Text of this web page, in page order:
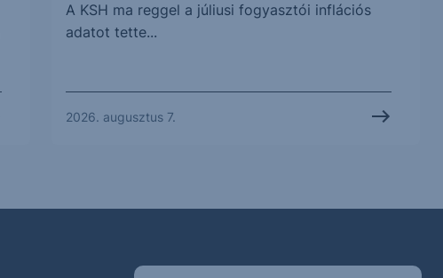
A KSH ma reggel a júliusi fogyasztói inflációs
adatot tette...
2026. augusztus 7.